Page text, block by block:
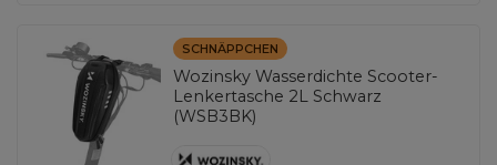
SCHNÄPPCHEN
Wozinsky Wasserdichte Scooter-
Lenkertasche 2L Schwarz
(WSB3BK)